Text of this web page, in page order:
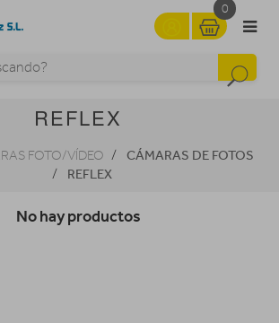
0
REFLEX
FOTO/VÍDEO
CÁMARAS DE FOTOS
REFLEX
No hay productos